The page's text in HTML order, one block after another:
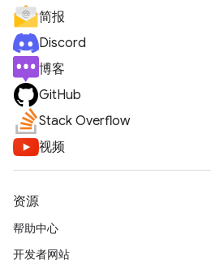
简报
Discord
博客
GitHub
Stack Overflow
视频
资源
帮助中心
开发者网站